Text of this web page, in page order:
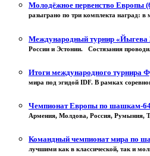
Молодёжное первенство Европы
разыграно по три комплекта наград: в
Международный турнир «Йыгева
России и Эстонии. Состязания
Итоги международного турнира
мира под эгидой IDF. В рамках
Чемпионат Европы по шашкам-64
Армения, Молдова, Россия, Румыния,
Командный чемпионат мира по
лучшими как в классической, так и